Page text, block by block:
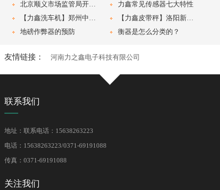
北京顺义市场监管局开展粮食收储库地磅检定
力鑫常见传感器七大特性
【力鑫洗车机】郑州中牟4*4*4.8米工地洗车机安装
【力鑫皮带秤】洛阳新安县定量皮带秤安装
地磅作弊器的预防
衡器是怎么分类的？
友情链接： 河南力之鑫电子科技有限公司
联系我们
地址：联系电话：15638263223
电话：15638263223/0371-69191088
传真：0371-69191088
关注我们